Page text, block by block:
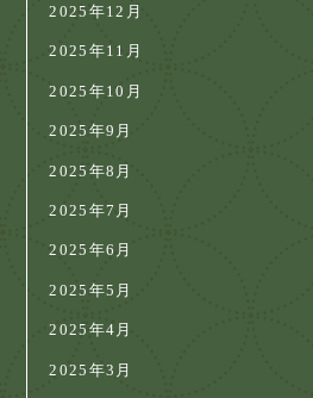
2025年12月
2025年11月
2025年10月
2025年9月
2025年8月
2025年7月
2025年6月
2025年5月
2025年4月
2025年3月